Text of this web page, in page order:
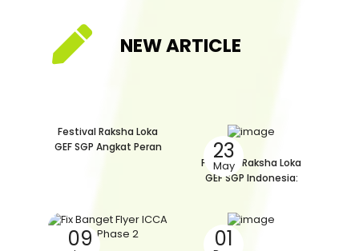
NEW ARTICLE
Festival Raksha Loka
GEF SGP Angkat Peran
23
May
Festival Raksha Loka
GEF SGP Indonesia:
Kawal Penghidupan
Tapak, Sumber Daya
09 01